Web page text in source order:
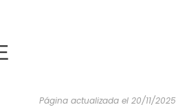
HACER
Página actualizada el 20/11/2025